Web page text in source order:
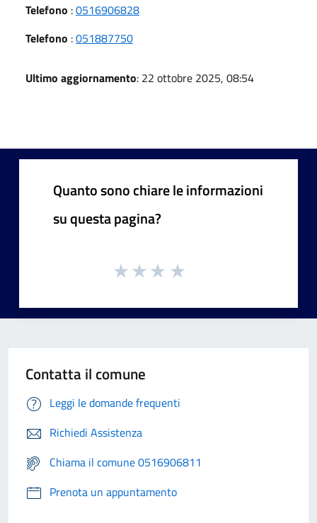
Telefono :0516906828
Telefono :051887750
Ultimo aggiornamento: 22 ottobre 2025, 08:54
Quanto sono chiare le informazioni
su questa pagina?
Contatta il comune
Leggi le domande frequenti
Richiedi Assistenza
Chiama il comune 0516906811
Prenota un appuntamento